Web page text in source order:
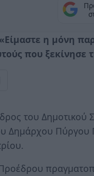
η μόνη
που ξεκίνησε
του Δημοτικού
Δημάρχου